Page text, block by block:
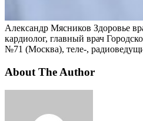
Александр Мясников Здоровье
кардиолог, главный врач
№71 (Москва), теле-,
About The Author